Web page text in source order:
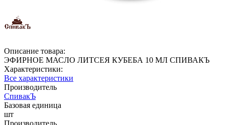
Описание товара:
ЭФИРНОЕ МАСЛО ЛИТСЕЯ КУБЕБА 10 МЛ СПИВАКЪ
Характеристики:
Все характеристики
Производитель
СпивакЪ
Базовая единица
шт